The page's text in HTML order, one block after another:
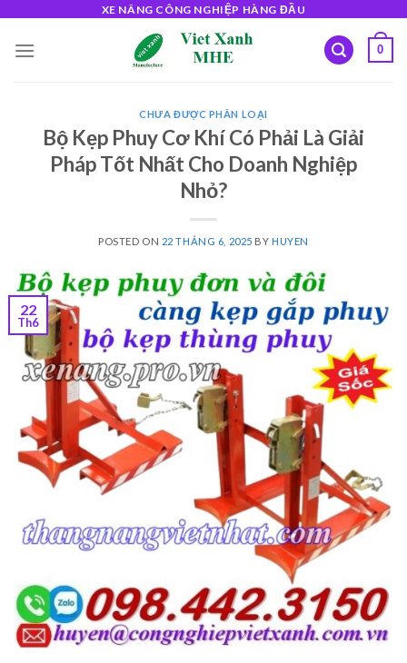
content
XE NÂNG CÔNG NGHIỆP HÀNG ĐẦU
0
CHƯA ĐƯỢC PHÂN LOẠI
Bộ Kẹp Phuy Cơ Khí Có Phải Là Giải
Pháp Tốt Nhất Cho Doanh Nghiệp
Nhỏ?
POSTED ON 22 THÁNG 6, 2025 BY HUYEN
22
Th6